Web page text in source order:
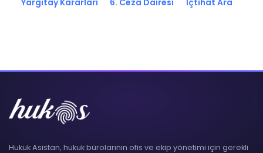
Yargıtay Kararları 6. Ceza Dairesi İçtihat Ara
Hukuk Asistan, hukuk bürolarının ofis ve ekip yönetimi için gerekli